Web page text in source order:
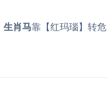
生肖马靠【红玛瑙】转危